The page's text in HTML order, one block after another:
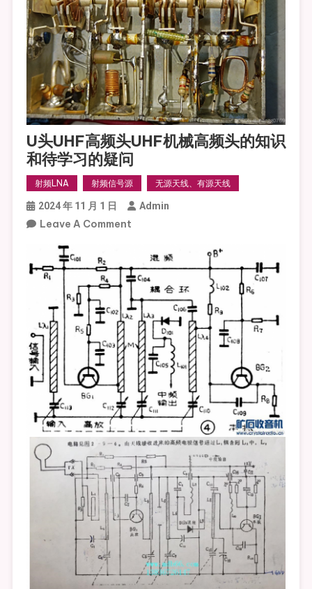
U头UHF高频头UHF机械高频头的知识
和待学习的疑问
射频LNA 射频信号源 无源天线、有源天线
2024 年 11 月 1 日 Admin
Leave A CommentOn
UHF
高
频
头
UHF
机
械
高
频
头
的
知
识
和
待
学
的